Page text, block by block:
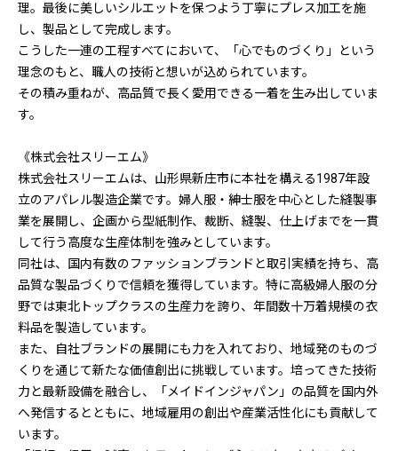
理。最後に美しいシルエットを保つよう丁寧にプレス加工を施
し、製品として完成します。
こうした一連の工程すべてにおいて、「心でものづくり」という
理念のもと、職人の技術と想いが込められています。
その積み重ねが、高品質で長く愛用できる一着を生み出していま
す。
《株式会社スリーエム》
株式会社スリーエムは、山形県新庄市に本社を構える1987年設
立のアパレル製造企業です。婦人服・紳士服を中心とした縫製事
業を展開し、企画から型紙制作、裁断、縫製、仕上げまでを一貫
して行う高度な生産体制を強みとしています。
同社は、国内有数のファッションブランドと取引実績を持ち、高
品質な製品づくりで信頼を獲得しています。特に高級婦人服の分
野では東北トップクラスの生産力を誇り、年間数十万着規模の衣
料品を製造しています。
また、自社ブランドの展開にも力を入れており、地域発のものづ
くりを通じて新たな価値創出に挑戦しています。培ってきた技術
力と最新設備を融合し、「メイドインジャパン」の品質を国内外
へ発信するとともに、地域雇用の創出や産業活性化にも貢献して
います。